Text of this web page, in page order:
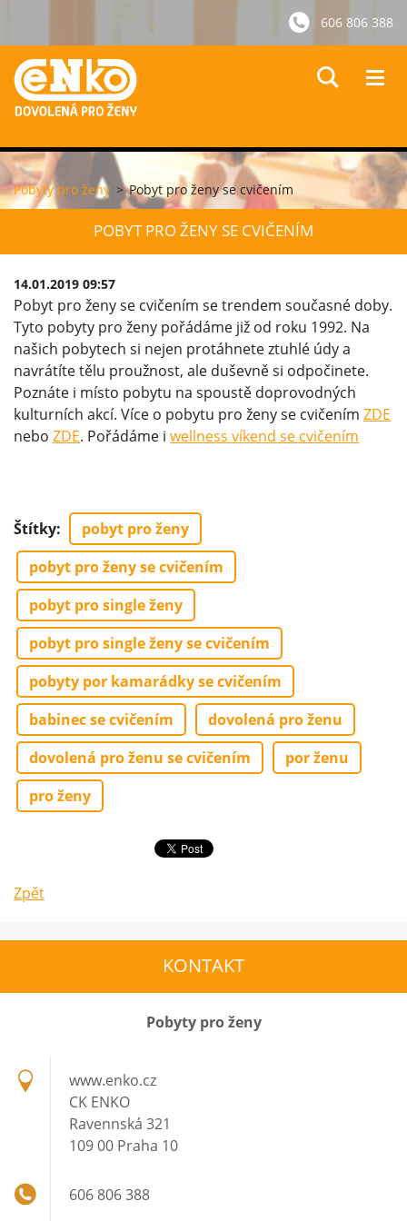
606 806 388
Pobyty pro ženy > Pobyt pro ženy se cvičením
POBYT PRO ŽENY SE CVIČENÍM
14.01.2019 09:57
Pobyt pro ženy se cvičením se trendem současné doby.
Tyto pobyty pro ženy pořádáme již od roku 1992. Na
našich pobytech si nejen protáhnete ztuhlé údy a
navrátíte tělu proužnost, ale duševně si odpočinete.
Poznáte i místo pobytu na spoustě doprovodných
kulturních akcí. Více o pobytu pro ženy se cvičením ZDE
nebo ZDE. Pořádáme i wellness víkend se cvičením
Štítky:
pobyt pro ženy
pobyt pro ženy se cvičením
pobyt pro single ženy
pobyt pro single ženy se cvičením
pobyty por kamarádky se cvičením
babinec se cvičením
dovolená pro ženu
dovolená pro ženu se cvičením
por ženu
pro ženy
Zpět
KONTAKT
Pobyty pro ženy
www.enko.cz
CK ENKO
Ravennská 321
109 00 Praha 10
606 806 388